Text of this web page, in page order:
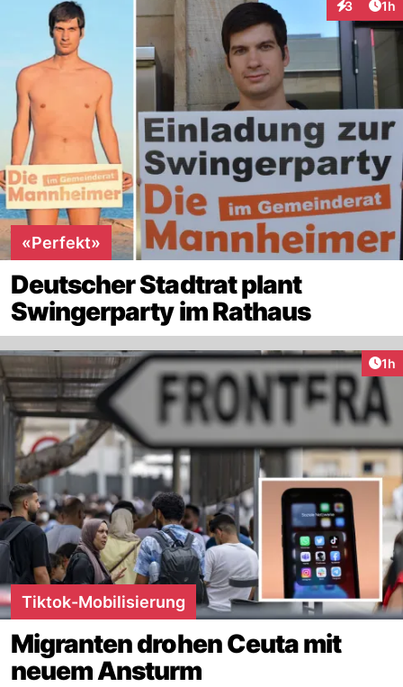
3 1h
«Perfekt»
Deutscher Stadtrat plant
Swingerparty im Rathaus
1h
Tiktok-Mobilisierung
Migranten drohen Ceuta mit
neuem Ansturm